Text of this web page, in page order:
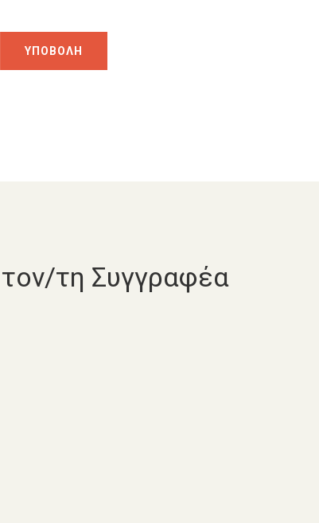
τη Συγγραφέα